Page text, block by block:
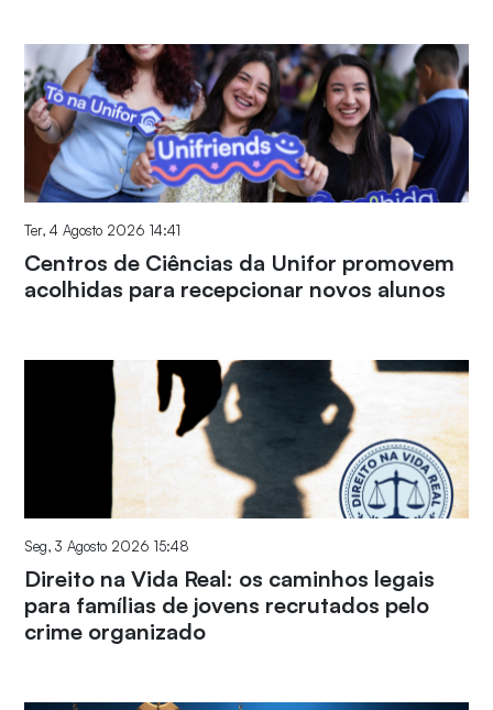
Ter, 4 Agosto 2026 14:41
Centros de Ciências da Unifor promovem
acolhidas para recepcionar novos alunos
Seg, 3 Agosto 2026 15:48
Direito na Vida Real: os caminhos legais
para famílias de jovens recrutados pelo
crime organizado